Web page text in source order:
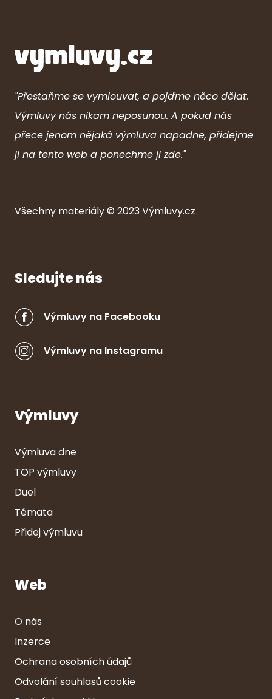
"Přestaňme se vymlouvat, a pojďme něco dělat.
Výmluvy nás nikam neposunou. A pokud nás
přece jenom nějaká výmluva napadne, přidejme
ji na tento web a ponechme ji zde."
Všechny materiály © 2023Výmluvy.cz
Sledujte nás
Výmluvy na Facebooku
Výmluvy na Instagramu
Výmluvy
Výmluva dne
TOP výmluvy
Duel
Témata
Přidej výmluvu
Web
O nás
Inzerce
Ochrana osobních údajů
Odvolání souhlasů cookie